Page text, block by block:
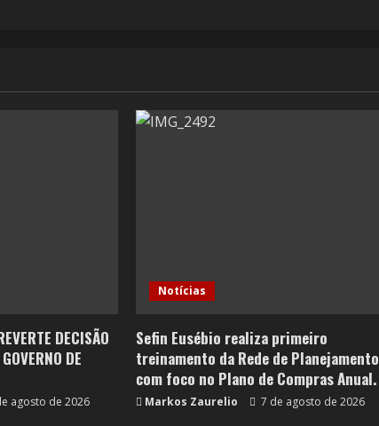
DECISÃO
DE
agosto de 2026
Notícias
Sefin Eusébio realiza primeiro
treinamento da Rede de Planejamento
com foco no Plano de Compras Anual.
Markos Zaurelio 7 de agosto de 2026